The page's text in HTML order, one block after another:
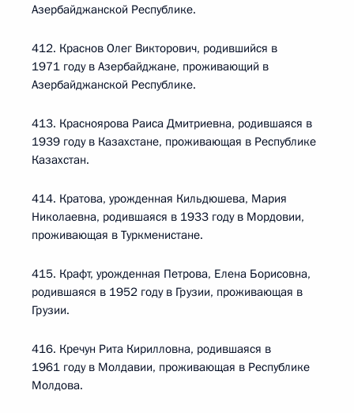
Азербайджанской Республике.
412. Краснов Олег Викторович, родившийся в
1971 году в Азербайджане, проживающий в
Азербайджанской Республике.
413. Красноярова Раиса Дмитриевна, родившаяся в
1939 году в Казахстане, проживающая в Республике
Казахстан.
414. Кратова, урожденная Кильдюшева, Мария
Николаевна, родившаяся в 1933 году в Мордовии,
проживающая в Туркменистане.
415. Крафт, урожденная Петрова, Елена Борисовна,
родившаяся в 1952 году в Грузии, проживающая в
Грузии.
416. Кречун Рита Кирилловна, родившаяся в
1961 году в Молдавии, проживающая в Республике
Молдова.